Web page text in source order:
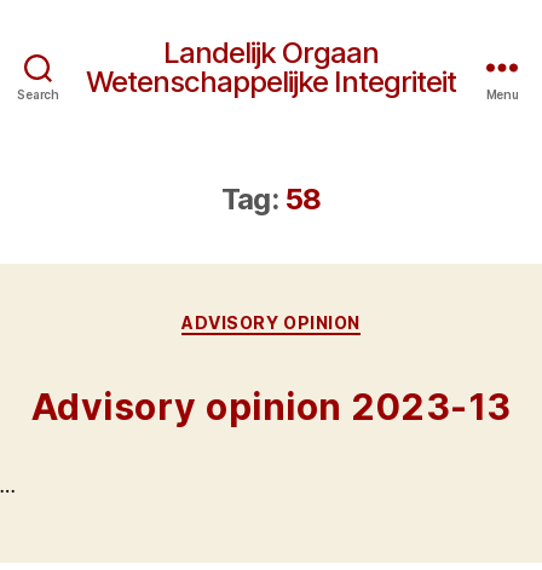
Search
Landelijk Orgaan
Wetenschappelijke Integriteit
Menu
Tag: 58
Categories
ADVISORY OPINION
Advisory opinion 2023-13
…